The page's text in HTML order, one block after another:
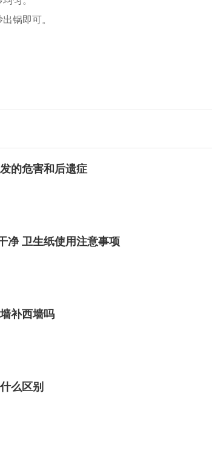
锅即可。
的危害和后遗症
净 卫生纸使用注意事项
补西墙吗
么区别